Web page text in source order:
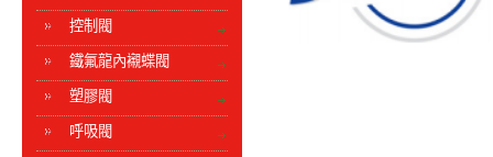
控制閥
鐵氟龍內襯蝶閥
塑膠閥
呼吸閥